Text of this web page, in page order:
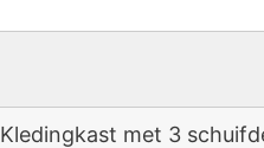
Kledingkast met 3